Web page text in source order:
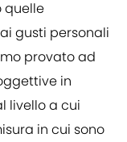
quelle
gusti personali
provato ad
in
livello a cui
in cui sono